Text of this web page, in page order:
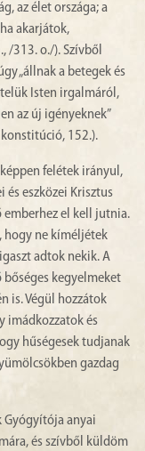
az élet országa; a
akarjátok,
/313. o./). Szívből
„állnak a betegek és
Isten irgalmáról,
az új igényeknek”
konstitúció, 152.).
felétek irányul,
és eszközei Krisztus
emberhez el kell jutnia.
hogy ne kíméljétek
adtok nekik. A
kegyelmeket
is. Végül hozzátok
imádkozzatok és
hűségesek tudjanak
gazdag
Gyógyítója anyai
és szívből küldöm